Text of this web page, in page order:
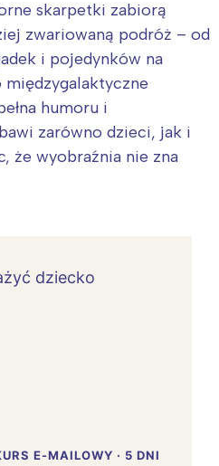
skarpetki zabiorą
zwariowaną podróż – od
i pojedynków na
humoru i
zarówno dzieci, jak i
że wyobraźnia nie zna
E-MAILOWY · 5 DNI